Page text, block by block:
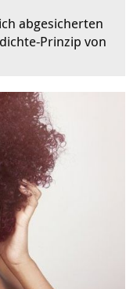
abgesicherten
Prinzip von